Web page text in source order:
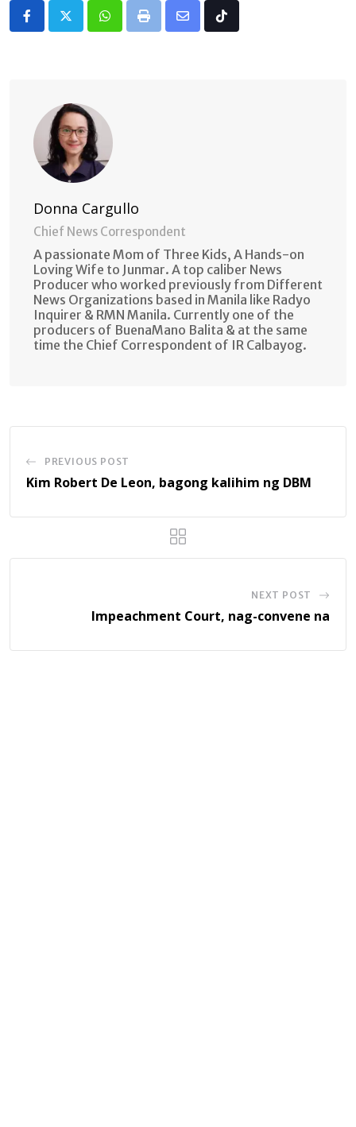
Whatsapp
Print
Share Tiktok
Donna Cargullo
Chief News Correspondent
A passionate Mom of Three Kids, A Hands-on
Loving Wife to Junmar. A top caliber News
Producer who worked previously from Different
News Organizations based in Manila like Radyo
Inquirer & RMN Manila. Currently one of the
producers of BuenaMano Balita & at the same
time the Chief Correspondent of IR Calbayog.
PREVIOUS POST
Kim Robert De Leon, bagong kalihim ng DBM
NEXT POST
Impeachment Court, nag-convene na